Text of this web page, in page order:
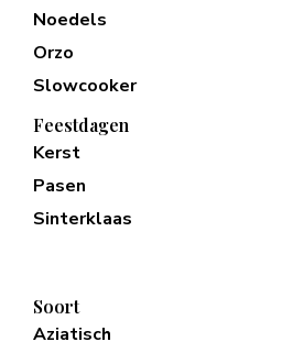
Noedels
Orzo
Slowcooker
Feestdagen
Kerst
Pasen
Sinterklaas
Soort
Aziatisch